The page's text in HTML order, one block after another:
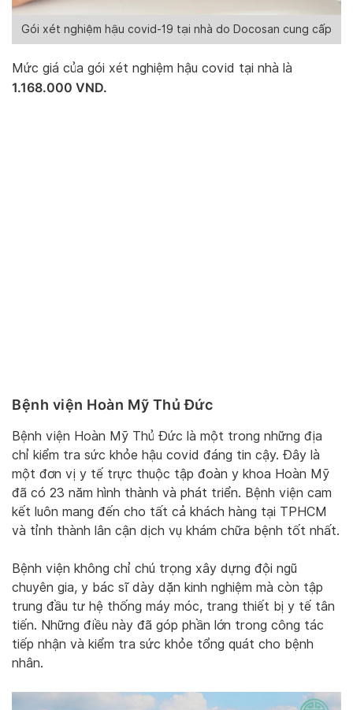
Gói xét nghiệm hậu covid-19 tại nhà do Docosan cung cấp
Mức giá của gói xét nghiệm hậu covid tại nhà là
1.168.000 VND.
Bệnh viện Hoàn Mỹ Thủ Đức
Bệnh viện Hoàn Mỹ Thủ Đức là một trong những địa
chỉ kiểm tra sức khỏe hậu covid đáng tin cậy. Đây là
một đơn vị y tế trực thuộc tập đoàn y khoa Hoàn Mỹ
đã có 23 năm hình thành và phát triển. Bệnh viện cam
kết luôn mang đến cho tất cả khách hàng tại TPHCM
và tỉnh thành lân cận dịch vụ khám chữa bệnh tốt nhất.
Bệnh viện không chỉ chú trọng xây dựng đội ngũ
chuyên gia, y bác sĩ dày dặn kinh nghiệm mà còn tập
trung đầu tư hệ thống máy móc, trang thiết bị y tế tân
tiến. Những điều này đã góp phần lớn trong công tác
tiếp nhận và kiểm tra sức khỏe tổng quát cho bệnh
nhân.